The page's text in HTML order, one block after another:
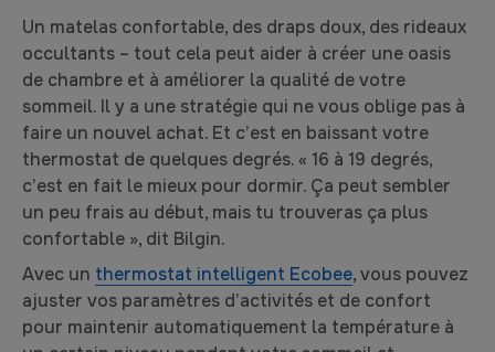
Un matelas confortable, des draps doux, des rideaux
occultants – tout cela peut aider à créer une oasis
de chambre et à améliorer la qualité de votre
sommeil. Il y a une stratégie qui ne vous oblige pas à
faire un nouvel achat. Et c’est en baissant votre
thermostat de quelques degrés. « 16 à 19 degrés,
c’est en fait le mieux pour dormir. Ça peut sembler
un peu frais au début, mais tu trouveras ça plus
confortable », dit Bilgin.
Avec un thermostat intelligent Ecobee, vous pouvez
ajuster vos paramètres d’activités et de confort
pour maintenir automatiquement la température à